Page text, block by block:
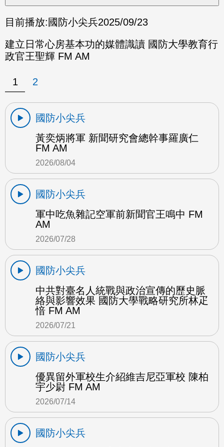
目前播放: 國防小尖兵2025/09/23
建立日常心房基本功的媒體識讀 國防大學教育行
政官王聖輝 FM AM
1 2
國防小尖兵
黃奕炳將軍 新聞研究會總幹事羅廣仁
FM AM
2026/08/04
國防小尖兵
軍中吃魚雜記空軍前新聞官王鳴中 FM
AM
2026/07/28
國防小尖兵
中共對臺名人統戰與政治宣傳的歷史脈
絡與影響效果 國防大學戰略研究所林疋
愔 FM AM
2026/07/21
國防小尖兵
優異留外軍校生介紹維吉尼亞軍校 陳柏
宇少尉 FM AM
2026/07/14
國防小尖兵